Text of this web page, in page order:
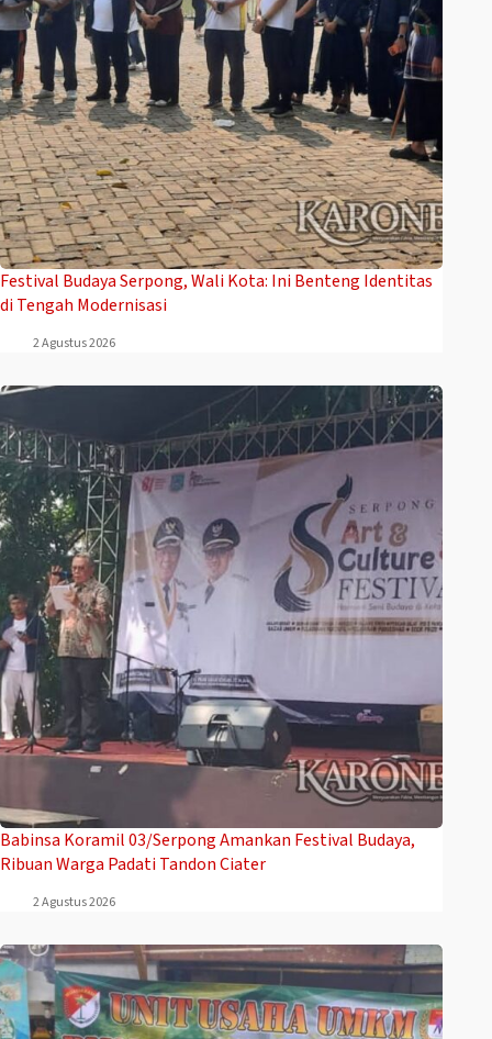
Festival Budaya Serpong, Wali Kota: Ini Benteng Identitas
di Tengah Modernisasi
2 Agustus 2026
Babinsa Koramil 03/Serpong Amankan Festival Budaya,
Ribuan Warga Padati Tandon Ciater
2 Agustus 2026